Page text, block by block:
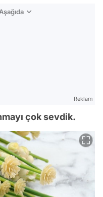
Reklam
çok sevdik.